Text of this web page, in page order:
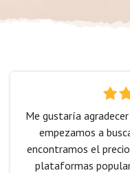
Me gustaría
empezamos a
encontramos el
plataformas